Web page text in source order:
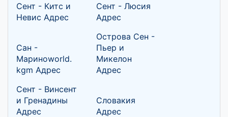
Сент - Китс и
Невис Адрес
Сент - Люсия
Адрес
Сан -
Мариноworld.
kgm Адрес
Острова Сен -
Пьер и
Микелон
Адрес
Сент - Винсент
и Гренадины
Адрес
Словакия
Адрес